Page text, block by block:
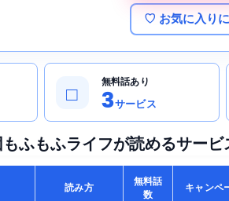
♡ お気に入り
□
無料話あり
3サービス
ふもふライフが読めるサービ
読み方
無料話
数
キャンペ